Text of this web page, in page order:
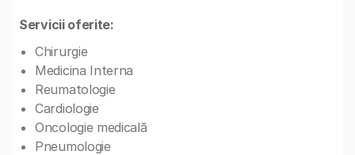
Servicii oferite:
Chirurgie
Medicina Interna
Reumatologie
Cardiologie
Oncologie medicală
Pneumologie